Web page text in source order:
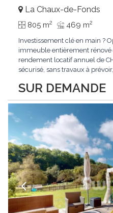
SUR DEMANDE
La Chaux-de-Fonds
805 m2 469 m2
Investissement clé en main ?
immeuble entièrement
rendement locatif annuel de
sécurisé, sans travaux à
d'informations ou recevoir le